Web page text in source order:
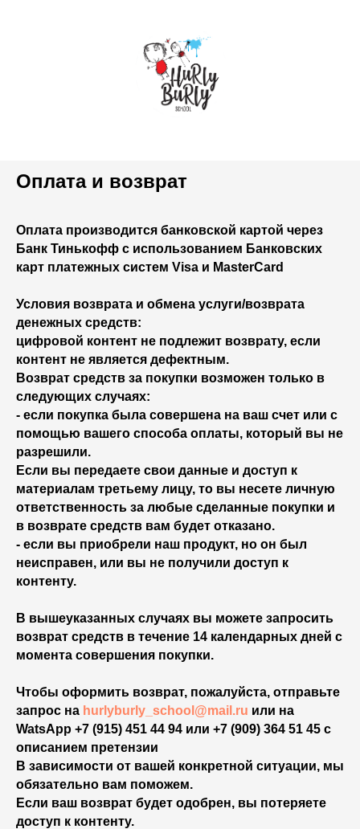
Оплата и возврат
Оплата производится банковской картой через
Банк Тинькофф с использованием Банковских
карт платежных систем Visa и MasterCard
Условия возврата и обмена услуги/возврата
денежных средств:
цифровой контент не подлежит возврату, если
контент не является дефектным.
Возврат средств за покупки возможен только в
следующих случаях:
- если покупка была совершена на ваш счет или с
помощью вашего способа оплаты, который вы не
разрешили.
Если вы передаете свои данные и доступ к
материалам третьему лицу, то вы несете личную
ответственность за любые сделанные покупки и
в возврате средств вам будет отказано.
- если вы приобрели наш продукт, но он был
неисправен, или вы не получили доступ к
контенту.
В вышеуказанных случаях вы можете запросить
возврат средств в течение 14 календарных дней с
момента совершения покупки.
Чтобы оформить возврат, пожалуйста, отправьте
запрос на hurlyburly_school@mail.ru или на
WatsApp +7 (915) 451 44 94 или +7 (909) 364 51 45 с
описанием претензии
В зависимости от вашей конкретной ситуации, мы
обязательно вам поможем.
Если ваш возврат будет одобрен, вы потеряете
доступ к контенту.